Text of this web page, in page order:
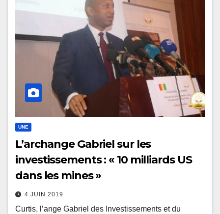
UNE
L’archange Gabriel sur les
investissements : « 10 milliards US
dans les mines »
4 JUIN 2019
Curtis, l’ange Gabriel des Investissements et du